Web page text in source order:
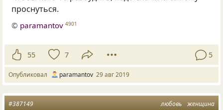
проснуться.
© paramantov 4901
55 7 5
Опубликовал paramantov 29 авг 2019
любовь женщина
#387149